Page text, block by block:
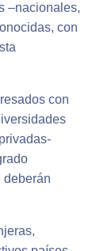
–nacionales,
con
con
deberán